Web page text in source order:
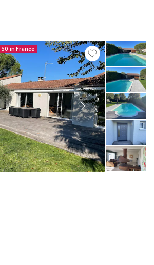
in France